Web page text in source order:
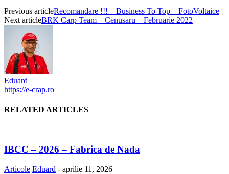
Previous articleRecomandare !!! – Business To Top – FotoVoltaice
Next articleBRK Carp Team – Cenusaru – Februarie 2022
Eduard
https://e-crap.ro
RELATED ARTICLES
IBCC – 2026 – Fabrica de Nada
Articole Eduard - aprilie 11, 2026